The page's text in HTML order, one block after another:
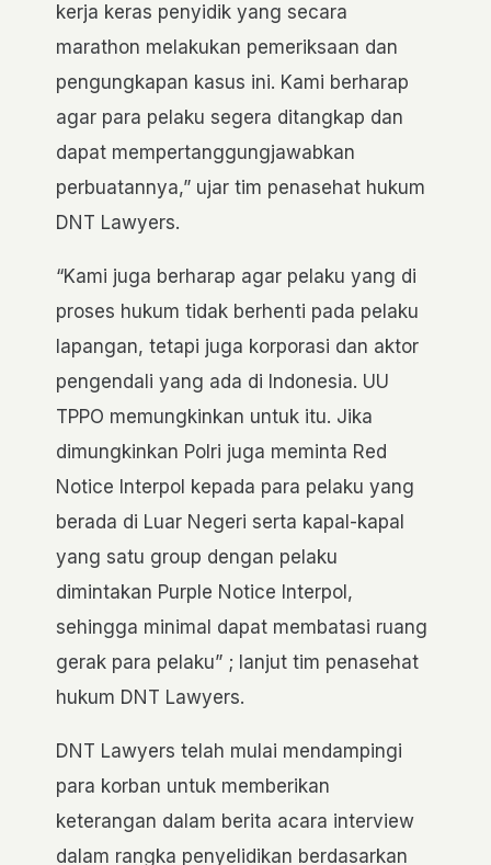
kerja keras penyidik yang secara
marathon melakukan pemeriksaan dan
pengungkapan kasus ini. Kami berharap
agar para pelaku segera ditangkap dan
dapat mempertanggungjawabkan
perbuatannya,” ujar tim penasehat hukum
DNT Lawyers.
“Kami juga berharap agar pelaku yang di
proses hukum tidak berhenti pada pelaku
lapangan, tetapi juga korporasi dan aktor
pengendali yang ada di Indonesia. UU
TPPO memungkinkan untuk itu. Jika
dimungkinkan Polri juga meminta Red
Notice Interpol kepada para pelaku yang
berada di Luar Negeri serta kapal-kapal
yang satu group dengan pelaku
dimintakan Purple Notice Interpol,
sehingga minimal dapat membatasi ruang
gerak para pelaku” ; lanjut tim penasehat
hukum DNT Lawyers.
DNT Lawyers telah mulai mendampingi
para korban untuk memberikan
keterangan dalam berita acara interview
dalam rangka penyelidikan berdasarkan